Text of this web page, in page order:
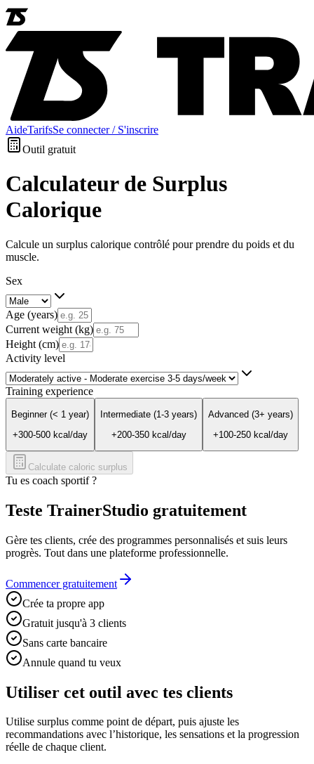
AideTarifsSe connecter / S'inscrire
Outil gratuit
Calculateur de Surplus
Calorique
Calcule un surplus calorique contrôlé pour prendre du poids et du
muscle.
Sex
Age (years)
Current weight (kg)
Height (cm)
Activity level
Training experience
Beginner (< 1 year)
+300-500 kcal/day
Intermediate (1-3 years)
+200-350kcal/day
Advanced (3+ years)
+100-250 kcal/day
Calculate caloric surplus
Tu es coach sportif ?
Teste TrainerStudio gratuitement
Gère tes clients, crée des programmes personnalisés et suis leurs
progrès. Tout dans une plateforme professionnelle.
Commencer gratuitement
Crée ta propre app
Gratuit jusqu'à 3 clients
Sans carte bancaire
Annule quand tu veux
Utiliser cet outil avec tes clients
Utilise surplus comme point de départ, puis ajuste les
recommandations avec l’historique, les sensations et la progression
réelle de chaque client.